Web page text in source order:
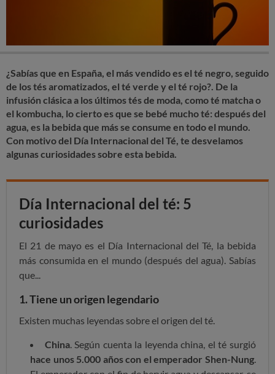
¿Sabías que en España, el más vendido es el té negro, seguido
de los tés aromatizados, el té verde y el té rojo?. De la
infusión clásica a los últimos tés de moda, como té matcha o
el kombucha, lo cierto es que se bebé mucho té: después del
agua, es la bebida que más se consume en todo el mundo.
Con motivo del Día Internacional del Té, te desvelamos
algunas curiosidades sobre esta bebida.
Día Internacional del té: 5
curiosidades
El 21 de mayo es el Día Internacional del Té, la bebida
más consumida en el mundo (después del agua). Sabías
que...
1. Tiene un origen legendario
Existen muchas leyendas sobre el origen del té.
China. Según cuenta la leyenda china, el té surgió
hace unos 5.000 años con el emperador Shen-Nung